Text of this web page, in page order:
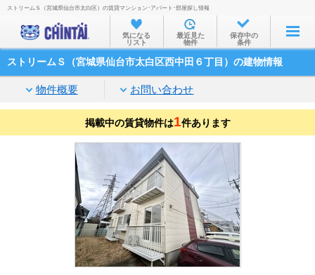
お部屋を探す
沿線・駅から
家賃相場から
通勤通学時間から
物件特集から
不動産会社から
TOP
ストリームＳ（宮城県仙台市太白区）の賃貸マンション･アパート･部屋探し情報
気になる
リスト
最近見た
物件
保存中の
条件
ストリームＳ（宮城県仙台市太白区西中田６丁目）の建物情報
物件概要 お問い合わせ
掲載中の賃貸物件は1件あります